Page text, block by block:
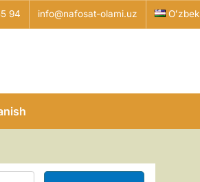
94 info@nafosat-olami.uz Oʻzbek